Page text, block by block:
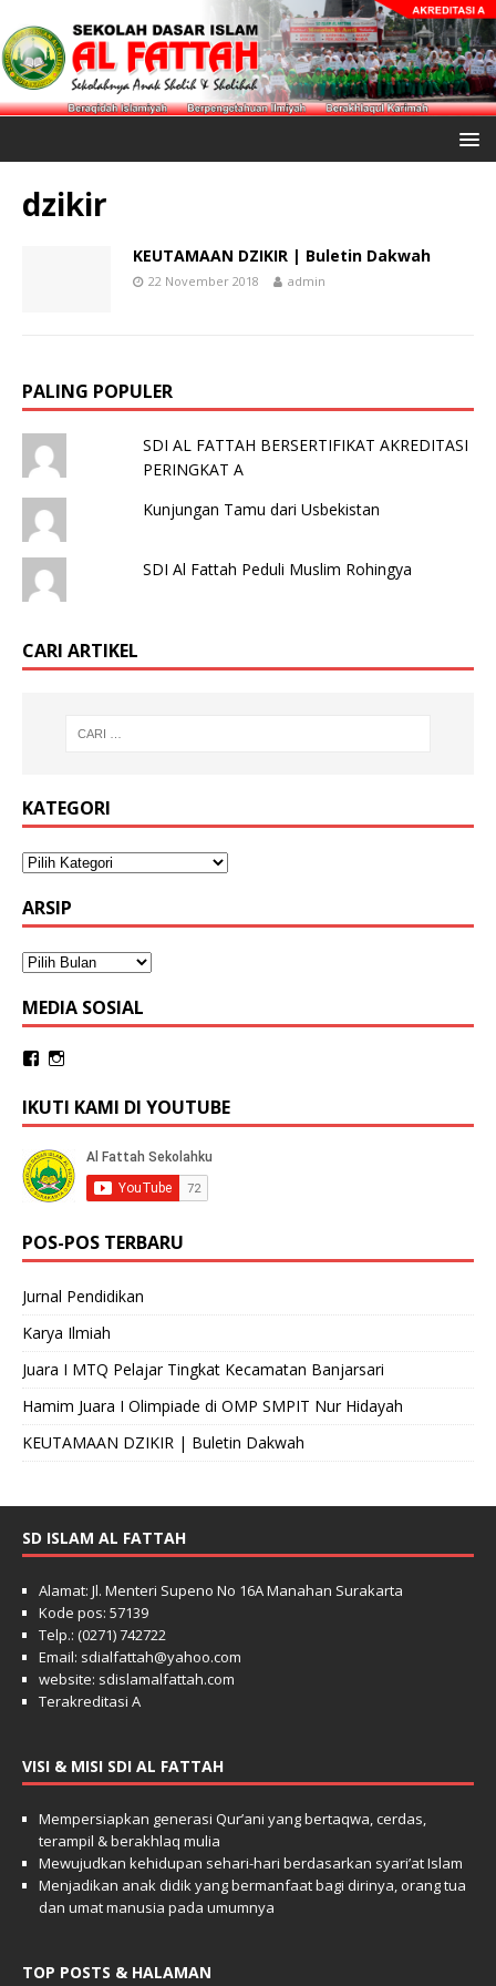
dzikir
KEUTAMAAN DZIKIR | Buletin Dakwah
22 November 2018 admin
PALING POPULER
SDI AL FATTAH BERSERTIFIKAT AKREDITASI
PERINGKAT A
Kunjungan Tamu dari Usbekistan
SDI Al Fattah Peduli Muslim Rohingya
CARI ARTIKEL
KATEGORI
ARSIP
MEDIA SOSIAL
IKUTI KAMI DI YOUTUBE
POS-POS TERBARU
Jurnal Pendidikan
Karya Ilmiah
Juara I MTQ Pelajar Tingkat Kecamatan Banjarsari
Hamim Juara I Olimpiade di OMP SMPIT Nur Hidayah
KEUTAMAAN DZIKIR | Buletin Dakwah
SD ISLAM AL FATTAH
Alamat: Jl. Menteri Supeno No 16A Manahan Surakarta
Kode pos: 57139
Telp.: (0271) 742722
Email: sdialfattah@yahoo.com
website: sdislamalfattah.com
Terakreditasi A
VISI & MISI SDI AL FATTAH
Mempersiapkan generasi Qur’ani yang bertaqwa, cerdas,
terampil & berakhlaq mulia
Mewujudkan kehidupan sehari-hari berdasarkan syari’at Islam
Menjadikan anak didik yang bermanfaat bagi dirinya, orang tua
dan umat manusia pada umumnya
TOP POSTS & HALAMAN